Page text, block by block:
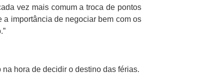
vez mais comum a troca de pontos
importância de negociar bem com os
hora de decidir o destino das férias.